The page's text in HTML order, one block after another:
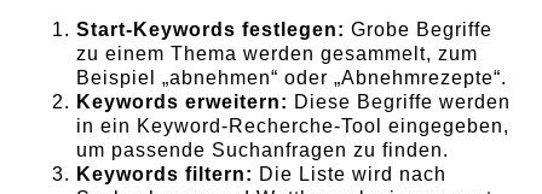
Start-Keywords festlegen: Grobe Begriffe
zu einem Thema werden gesammelt, zum
Beispiel „abnehmen“ oder „Abnehmrezepte“.
Keywords erweitern: Diese Begriffe werden
in ein Keyword-Recherche-Tool eingegeben,
um passende Suchanfragen zu finden.
Keywords filtern: Die Liste wird nach